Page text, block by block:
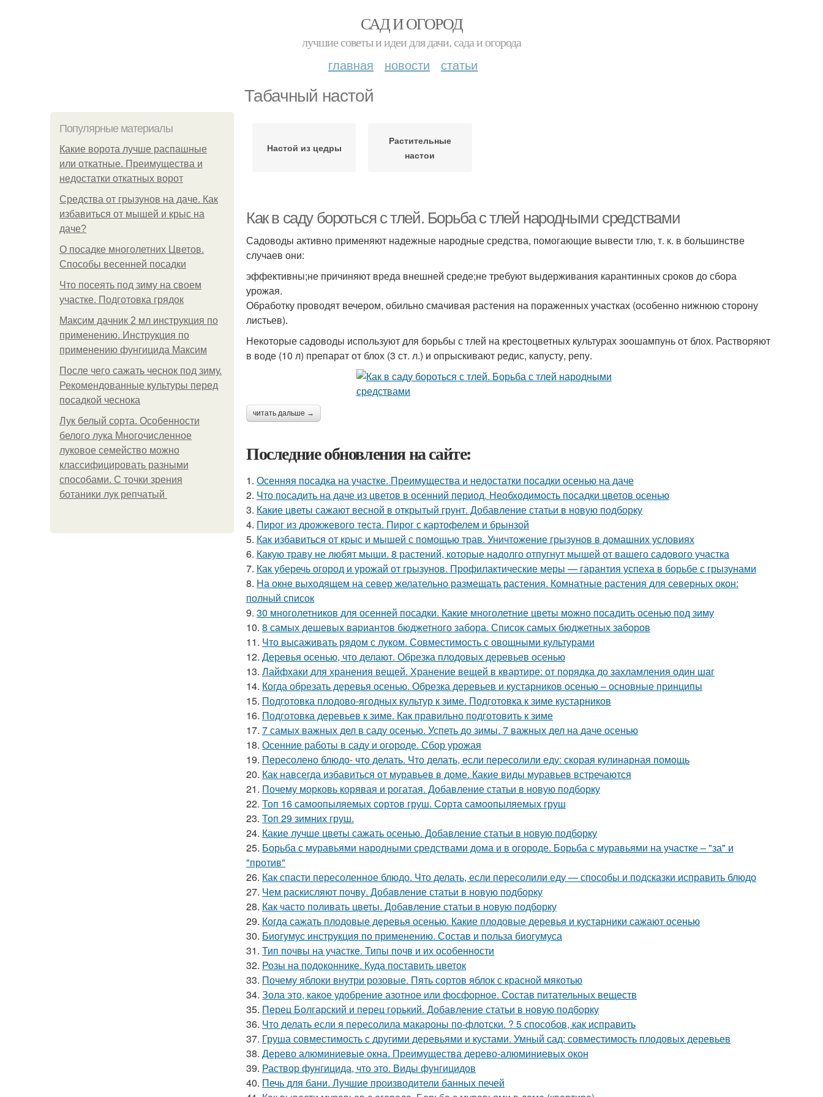
САД И ОГОРОД
лучшие советы и идеи для дачи, сада и огорода
главная новости статьи
Табачный настой
Популярные материалы
Какие ворота лучше распашные
или откатные. Преимущества и
недостатки откатных ворот
Средства от грызунов на даче. Как
избавиться от мышей и крыс на
даче?
О посадке многолетних Цветов.
Способы весенней посадки
Что посеять под зиму на своем
участке. Подготовка грядок
Максим дачник 2 мл инструкция по
применению. Инструкция по
применению фунгицида Максим
После чего сажать чеснок под зиму.
Рекомендованные культуры перед
посадкой чеснока
Лук белый сорта. Особенности
белого лука Многочисленное
луковое семейство можно
классифицировать разными
способами. С точки зрения
ботаники лук репчатый
Настой из цедры
Растительные
настои
Как в саду бороться с тлей. Борьба с тлей народными средствами
Садоводы активно применяют надежные народные средства, помогающие вывести тлю, т. к. в большинстве
случаев они:
эффективны;не причиняют вреда внешней среде;не требуют выдерживания карантинных сроков до сбора
урожая.
Обработку проводят вечером, обильно смачивая растения на пораженных участках (особенно нижнюю сторону
листьев).
Некоторые садоводы используют для борьбы с тлей на крестоцветных культурах зоошампунь от блох. Растворяют
в воде (10 л) препарат от блох (3 ст. л.) и опрыскивают редис, капусту, репу.
читать дальше →
Последние обновления на сайте:
1. Осенняя посадка на участке. Преимущества и недостатки посадки осенью на даче
2. Что посадить на даче из цветов в осенний период. Необходимость посадки цветов осенью
3. Какие цветы сажают весной в открытый грунт. Добавление статьи в новую подборку
4. Пирог из дрожжевого теста. Пирог с картофелем и брынзой
5. Как избавиться от крыс и мышей с помощью трав. Уничтожение грызунов в домашних условиях
6. Какую траву не любят мыши. 8 растений, которые надолго отпугнут мышей от вашего садового участка
7. Как уберечь огород и урожай от грызунов. Профилактические меры — гарантия успеха в борьбе с грызунами
8. На окне выходящем на север желательно размещать растения. Комнатные растения для северных окон:
полный список
9. 30 многолетников для осенней посадки. Какие многолетние цветы можно посадить осенью под зиму
10. 8 самых дешевых вариантов бюджетного забора. Список самых бюджетных заборов
11. Что высаживать рядом с луком. Совместимость с овощными культурами
12. Деревья осенью, что делают. Обрезка плодовых деревьев осенью
13. Лайфхаки для хранения вещей. Хранение вещей в квартире: от порядка до захламления один шаг
14. Когда обрезать деревья осенью. Обрезка деревьев и кустарников осенью – основные принципы
15. Подготовка плодово-ягодных культур к зиме. Подготовка к зиме кустарников
16. Подготовка деревьев к зиме. Как правильно подготовить к зиме
17. 7 самых важных дел в саду осенью. Успеть до зимы. 7 важных дел на даче осенью
18. Осенние работы в саду и огороде. Сбор урожая
19. Пересолено блюдо- что делать. Что делать, если пересолили еду: скорая кулинарная помощь
20. Как навсегда избавиться от муравьев в доме. Какие виды муравьев встречаются
21. Почему морковь корявая и рогатая. Добавление статьи в новую подборку
22. Топ 16 самоопыляемых сортов груш. Сорта самоопыляемых груш
23. Топ 29 зимних груш.
24. Какие лучше цветы сажать осенью. Добавление статьи в новую подборку
25. Борьба с муравьями народными средствами дома и в огороде. Борьба с муравьями на участке – "за" и
"против"
26. Как спасти пересоленное блюдо. Что делать, если пересолили еду — способы и подсказки исправить блюдо
27. Чем раскисляют почву. Добавление статьи в новую подборку
28. Как часто поливать цветы. Добавление статьи в новую подборку
29. Когда сажать плодовые деревья осенью. Какие плодовые деревья и кустарники сажают осенью
30. Биогумус инструкция по применению. Состав и польза биогумуса
31. Тип почвы на участке. Типы почв и их особенности
32. Розы на подоконнике. Куда поставить цветок
33. Почему яблоки внутри розовые. Пять сортов яблок с красной мякотью
34. Зола это, какое удобрение азотное или фосфорное. Состав питательных веществ
35. Перец Болгарский и перец горький. Добавление статьи в новую подборку
36. Что делать если я пересолила макароны по-флотски. ? 5 способов, как исправить
37. Груша совместимость с другими деревьями и кустами. Умный сад: совместимость плодовых деревьев
38. Дерево алюминиевые окна. Преимущества дерево-алюминиевых окон
39. Раствор фунгицида, что это. Виды фунгицидов
40. Печь для бани. Лучшие производители банных печей